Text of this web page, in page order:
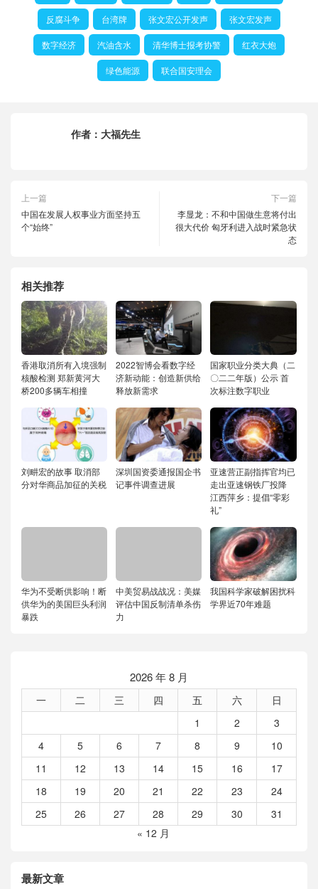
反腐斗争 台湾牌 张文宏公开发声 张文宏发声
数字经济 汽油含水 清华博士报考协警 红衣大炮
绿色能源 联合国安理会
作者： 大福先生
上一篇
中国在发展人权事业方面坚持五
个“始终”
下一篇
李显龙：不和中国做生意将付出
很大代价 匈牙利进入战时紧急状
态
相关推荐
香港取消所有入境强制
核酸检测 郑新黄河大
桥200多辆车相撞
2022智博会看数字经
济新动能：创造新供给
释放新需求
国家职业分类大典（二
〇二二年版）公示 首
次标注数字职业
刘畊宏的故事 取消部
分对华商品加征的关税
深圳国资委通报国企书
记事件调查进展
亚速营正副指挥官均已
走出亚速钢铁厂投降
江西萍乡：提倡“零彩
礼”
华为不受断供影响！断
供华为的美国巨头利润
暴跌
中美贸易战战况：美媒
评估中国反制清单杀伤
力
我国科学家破解困扰科
学界近70年难题
2026 年 8 月
一 二 三 四 五 六
日
1
2
3
4
5 6 7 8 9
10
11
12 13 14 15 16
17
18
19 20 21 22 23
24
25
26 27 28 29 30
31
« 12 月
最新文章